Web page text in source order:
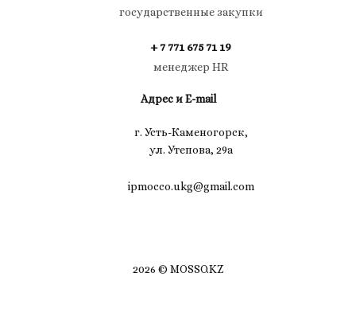
государственные закупки
+ 7 771 675 71 19
менеджер HR
Адрес и E-mail
г. Усть-Каменогорск,
ул. Утепова, 29а
ipmocco.ukg@gmail.com
2026 © MOSSO.KZ